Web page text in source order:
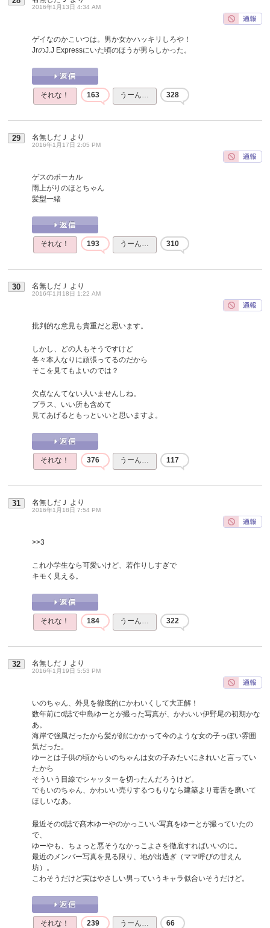
2016年1月13日 4:34 AM
ゲイなのかこいつは。男か女かハッキリしろや！
JrのJ.J Expressにいた頃のほうが男らしかった。
それな！ 163 うーん… 328
29 名無しだＪ より
2016年1月17日 2:05 PM
ゲスのボーカル
雨上がりのほとちゃん
髪型一緒
それな！ 193 うーん… 310
30 名無しだＪ より
2016年1月18日 1:22 AM
批判的な意見も貴重だと思います。
しかし、どの人もそうですけど
各々本人なりに頑張ってるのだから
そこを見てもよいのでは？
欠点なんてない人いませんしね。
プラス、いい所も含めて
見てあげるともっといいと思いますよ。
それな！ 376 うーん… 117
31 名無しだＪ より
2016年1月18日 7:54 PM
>>3
これ小学生なら可愛いけど、若作りしすぎで
キモく見える。
それな！ 184 うーん… 322
32 名無しだＪ より
2016年1月19日 5:53 PM
いのちゃん、外見を徹底的にかわいくして大正解！
数年前にd誌で中島ゆーとが撮った写真が、かわいい伊野尾の初期かな
あ。
海岸で強風だったから髪が顔にかかって今のような女の子っぽい雰囲
気だった。
ゆーとは子供の頃からいのちゃんは女の子みたいにきれいと言ってい
たから
そういう目線でシャッターを切ったんだろうけど。
でもいのちゃん、かわいい売りするつもりなら建築より毒舌を磨いて
ほしいなあ。
最近そのd誌で髙木ゆーやのかっこいい写真をゆーとが撮っていたの
で、
ゆーやも、ちょっと悪そうなかっこよさを徹底すればいいのに。
最近のメンバー写真を見る限り、地が出過ぎ（ママ呼びの甘えん
坊）。
こわそうだけど実はやさしい男っていうキャラ似合いそうだけど。
それな！ 239 うーん… 66